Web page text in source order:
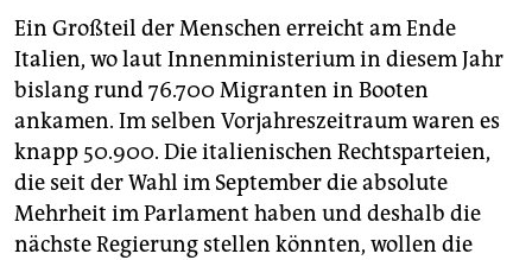
Ein Großteil der Menschen erreicht am Ende
Italien, wo laut Innenministerium in diesem Jahr
bislang rund 76.700 Migranten in Booten
ankamen. Im selben Vorjahreszeitraum waren es
knapp 50.900. Die italienischen Rechtsparteien,
die seit der Wahl im September die absolute
Mehrheit im Parlament haben und deshalb die
nächste Regierung stellen könnten, wollen die